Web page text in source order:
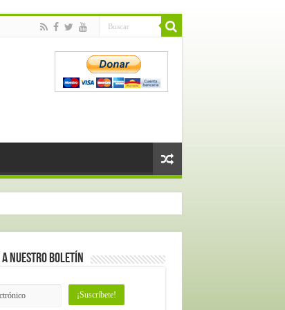
a nuestro Boletín